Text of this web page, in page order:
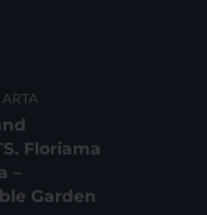
ARTA
Floriama
–
Garden